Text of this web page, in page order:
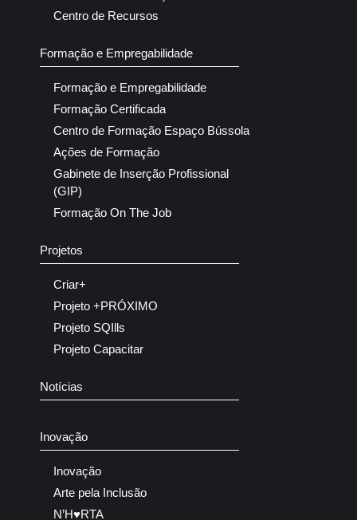
Centro de Recursos
Formação e Empregabilidade
Formação e Empregabilidade
Formação Certificada
Centro de Formação Espaço Bússola
Ações de Formação
Gabinete de Inserção Profissional
(GIP)
Formação On The Job
Projetos
Criar+
Projeto +PRÓXIMO
Projeto SQIlls
Projeto Capacitar
Notícias
Inovação
Inovação
Arte pela Inclusão
N’H♥RTA